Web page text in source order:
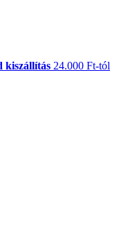
kiszállítás 24.000 Ft-tól